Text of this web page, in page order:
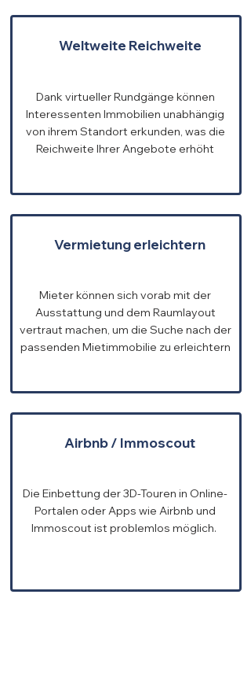
Weltweite Reichweite
Dank virtueller Rundgänge können
Interessenten Immobilien unabhängig
von ihrem Standort erkunden, was die
Reichweite Ihrer Angebote erhöht
Vermietung erleichtern
Mieter können sich vorab mit der
Ausstattung und dem Raumlayout
vertraut machen, um die Suche nach der
passenden Mietimmobilie zu erleichtern
Airbnb / Immoscout
Die Einbettung der 3D-Touren in Online-
Portalen oder Apps wie Airbnb und
Immoscout ist problemlos möglich.